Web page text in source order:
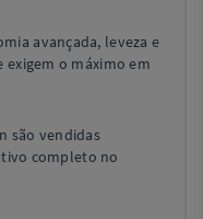
avançada, leveza e
exigem o máximo em
são vendidas
completo no